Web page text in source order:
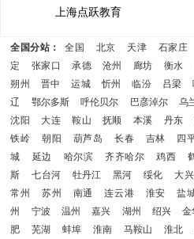
上海点跃教育
全国分站： 全国 北京 天津 石家庄
定
张家口 承德 沧州 廊坊 衡水
朔州
晋中 运城 忻州 临汾 吕梁
辽
鄂尔多斯 呼伦贝尔 巴彦淖尔 乌
沈阳
大连 鞍山 抚顺 本溪 丹东
铁岭
朝阳 葫芦岛 长春 吉林 四
城
延边 哈尔滨 齐齐哈尔 鸡西
斯
七台河 牡丹江 黑河 绥化 大
常州
苏州 南通 连云港 淮安 盐
州
宁波 温州 嘉兴 湖州 绍兴 金
肥
芜湖 蚌埠 淮南 马鞍山 淮北